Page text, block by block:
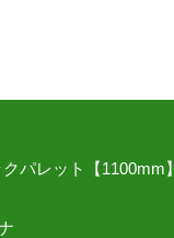
パレット【1100mm】